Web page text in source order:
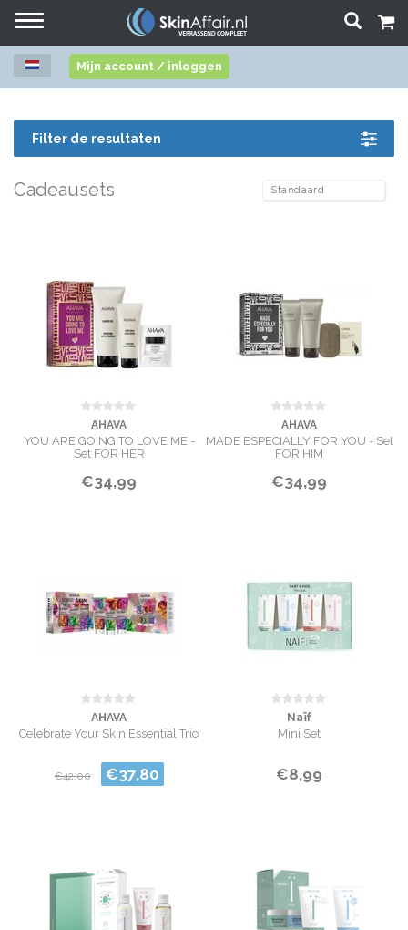
Toggle
Mijn account / inloggen
Filter de resultaten
Cadeausets
AHAVA
YOU ARE GOING TO LOVE ME -
Set FOR HER
€34,99
AHAVA
MADE ESPECIALLY FOR YOU - Set
FOR HIM
€34,99
AHAVA
Celebrate Your Skin Essential Trio
€42,00 €37,80
Naïf
Mini Set
€8,99